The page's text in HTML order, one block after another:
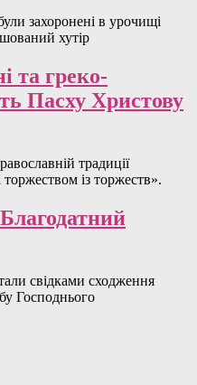
захоронені в урочищі
хутір
та греко-
Пасху Христову
традиції
із торжеств».
свідками сходження
Господнього